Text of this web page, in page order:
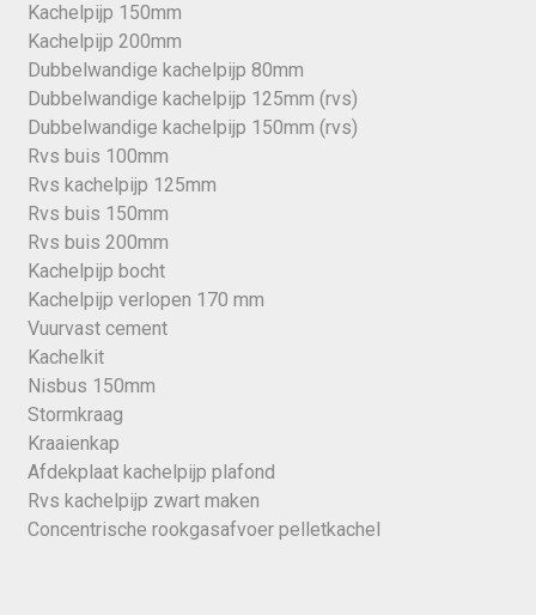
Kachelpijp 150mm
Kachelpijp 200mm
Dubbelwandige kachelpijp 80mm
Dubbelwandige kachelpijp 125mm (rvs)
Dubbelwandige kachelpijp 150mm (rvs)
Rvs buis 100mm
Rvs kachelpijp 125mm
Rvs buis 150mm
Rvs buis 200mm
Kachelpijp bocht
Kachelpijp verlopen 170 mm
Vuurvast cement
Kachelkit
Nisbus 150mm
Stormkraag
Kraaienkap
Afdekplaat kachelpijp plafond
Rvs kachelpijp zwart maken
Concentrische rookgasafvoer pelletkachel